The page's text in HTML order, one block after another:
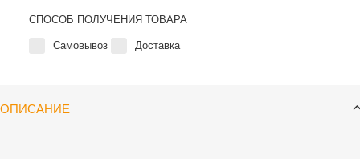
СПОСОБ ПОЛУЧЕНИЯ ТОВАРА
Самовывоз Доставка
ОПИСАНИЕ